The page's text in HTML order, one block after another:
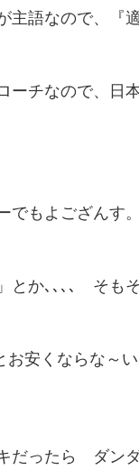
主語なので、『
ーチなので、日
でもよござんす
とか､､､､ そも
安くならな～
だったら ダン